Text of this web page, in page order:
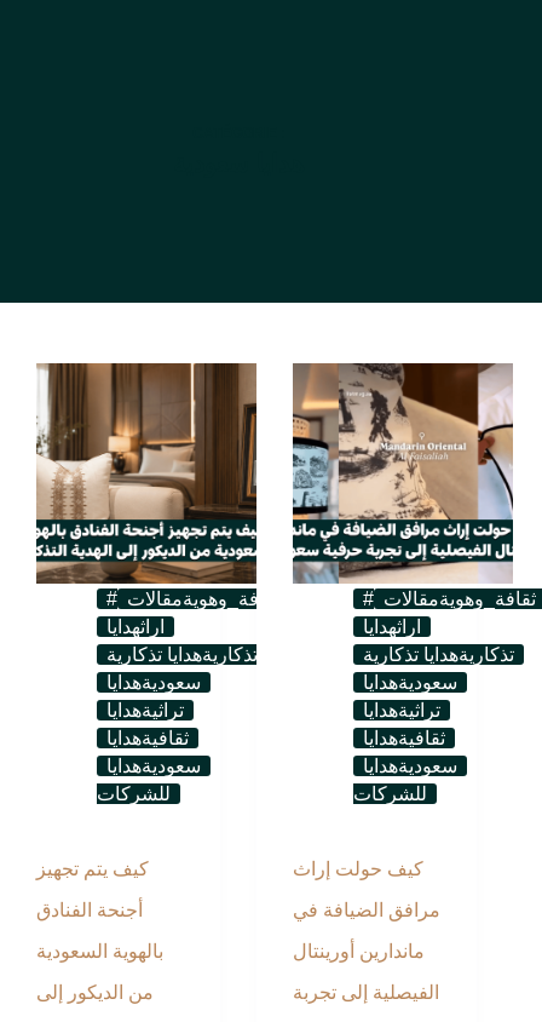
#ثقافة_وهويةمقالات
اراثهدايا
تذكاريةهدايا تذكارية
سعوديةهدايا
تراثيةهدايا
ثقافيةهدايا
سعوديةهدايا
للشركات
كيف يتم تجهيز
أجنحة الفنادق
بالهوية السعودية
من الديكور إلى
#ثقافة_وهويةمقالات
اراثهدايا
تذكاريةهدايا تذكارية
سعوديةهدايا
تراثيةهدايا
ثقافيةهدايا
سعوديةهدايا
للشركات
كيف حولت إراث
مرافق الضيافة في
ماندارين أورينتال
الفيصلية إلى تجربة